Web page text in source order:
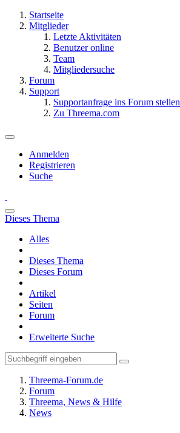
Startseite
Mitglieder
Letzte Aktivitäten
Benutzer online
Team
Mitgliedersuche
Forum
Support
Supportanfrage ins Forum stellen
Zu Threema.com
Anmelden
Registrieren
Suche
Dieses Thema
Alles
Dieses Thema
Dieses Forum
Artikel
Seiten
Forum
Erweiterte Suche
Threema-Forum.de
Forum
Threema, News & Hilfe
News